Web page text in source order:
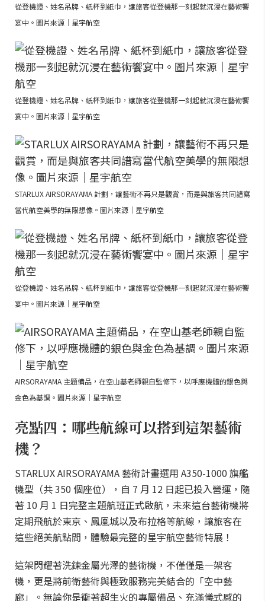
從登機證、姓名吊牌、紙杯到紙巾，讓旅客從登機那一刻起就沉浸在藝術饗
宴中。圖片來源｜星宇航空
從登機證、姓名吊牌、紙杯到紙巾，讓旅客從登機那一刻起就沉浸在藝術饗
宴中。圖片來源｜星宇航空
STARLUX AIRSORAYAMA 計劃，讓藝術不再只是觀賞，而是與旅客共同譜寫
當代航空美學的無限想像。圖片來源｜星宇航空
從登機證、姓名吊牌、紙杯到紙巾，讓旅客從登機那一刻起就沉浸在藝術饗
宴中。圖片來源｜星宇航空
AIRSORAYAMA 主題備品，在空山基老師親自監修下，以呼應機體的銀色與
金色為基調。圖片來源｜星宇航空
亮點四：哪些航線可以搭到這架藝術
機？
STARLUX AIRSORAYAMA 藝術計畫選用 A350-1000 旗艦
機型（共 350 個座位），自 7 月 12 日起已投入營運，隨
著 10 月 1 日完整主題航班正式啟航，未來這台藝術機將
定期飛航於東京、鳳凰城以及布拉格等航線，讓旅客在
這些絕美航點間，體驗最完整的星宇航空藝術特展！
這架閃耀著洗鍊金屬光澤的藝術機，不僅僅是一架客
機，更是將前衛藝術與極致服務完美結合的「空中藝
廊」。無論你是衝著超生火的專屬備品、充滿儀式感的